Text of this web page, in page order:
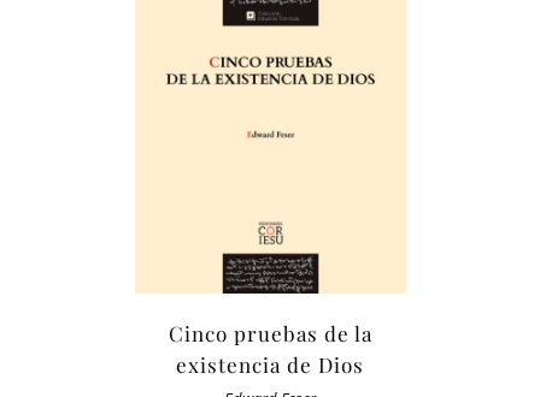
Cinco pruebas de la
existencia de Dios